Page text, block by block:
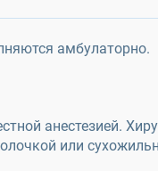
амбулаторно.
анестезией.
или